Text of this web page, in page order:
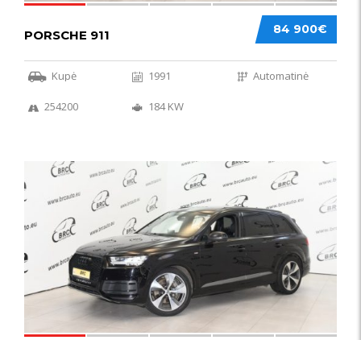
84 900€
PORSCHE 911
Kupė 1991 Automatinė
254200 184 KW
56